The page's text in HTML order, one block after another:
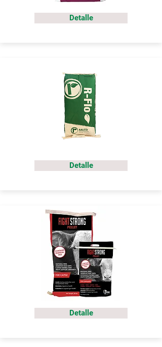
Detalle
Detalle
Detalle